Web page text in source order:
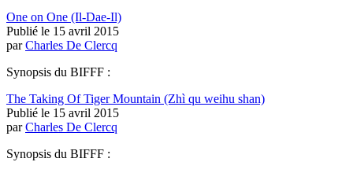
One on One (Il-Dae-Il)
Publié le 15 avril 2015
parCharles De Clercq
Synopsis du BIFFF :
The Taking Of Tiger Mountain (Zhì qu weihu shan)
Publié le 15 avril 2015
parCharles De Clercq
Synopsis du BIFFF :